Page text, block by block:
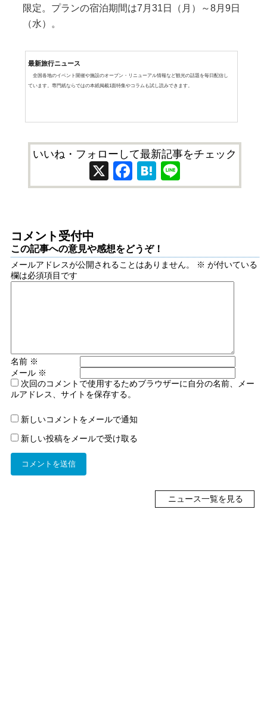
限定。プランの宿泊期間は7月31日（月）～8月9日
（水）。
最新旅行ニュース
全国各地のイベント開催や施設のオープン・リニューアル情報など観光の話題を毎日配信し
ています。専門紙ならではの本紙掲載1面特集やコラムも試し読みできます。
いいね・フォローして最新記事をチェック
X Facebook
Hatena
コメント受付中
この記事への意見や感想をどうぞ！
メールアドレスが公開されることはありません。 ※ が付いている
欄は必須項目です
名前 ※
メール ※
次回のコメントで使用するためブラウザーに自分の名前、メー
ルアドレス、サイトを保存する。
新しいコメントをメールで通知
新しい投稿をメールで受け取る
ニュース一覧を見る